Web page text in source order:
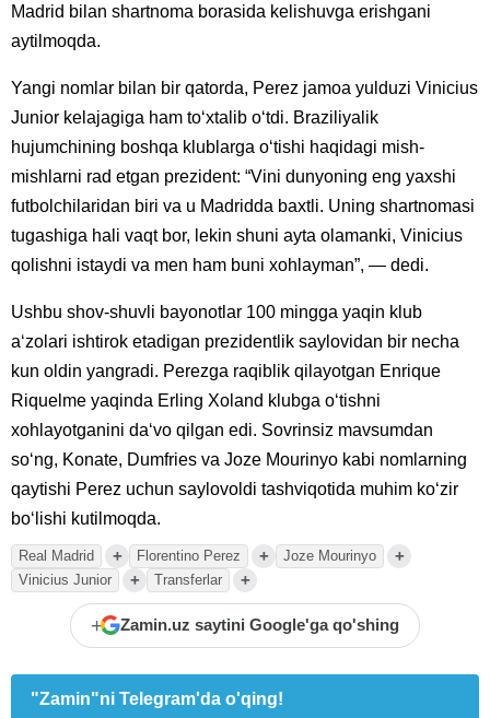
Madrid bilan shartnoma borasida kelishuvga erishgani
aytilmoqda.
Yangi nomlar bilan bir qatorda, Perez jamoa yulduzi Vinicius
Junior kelajagiga ham toʻxtalib oʻtdi. Braziliyalik
hujumchining boshqa klublarga oʻtishi haqidagi mish-
mishlarni rad etgan prezident: “Vini dunyoning eng yaxshi
futbolchilaridan biri va u Madridda baxtli. Uning shartnomasi
tugashiga hali vaqt bor, lekin shuni ayta olamanki, Vinicius
qolishni istaydi va men ham buni xohlayman”, — dedi.
Ushbu shov-shuvli bayonotlar 100 mingga yaqin klub
aʻzolari ishtirok etadigan prezidentlik saylovidan bir necha
kun oldin yangradi. Perezga raqiblik qilayotgan Enrique
Riquelme yaqinda Erling Xoland klubga oʻtishni
xohlayotganini daʻvo qilgan edi. Sovrinsiz mavsumdan
soʻng, Konate, Dumfries va Joze Mourinyo kabi nomlarning
qaytishi Perez uchun saylovoldi tashviqotida muhim koʻzir
boʻlishi kutilmoqda.
Real Madrid + Florentino Perez + Joze Mourinyo +
Vinicius Junior + Transferlar +
+ Zamin.uz saytini Google'ga qo'shing
"Zamin"ni Telegram'da o'qing!